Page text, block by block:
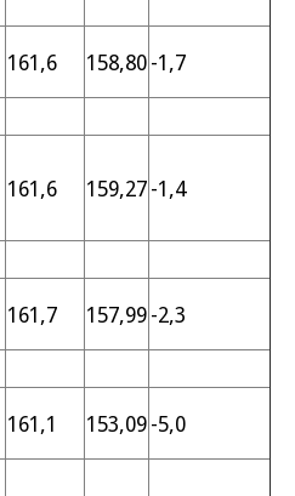
161,6 158,80-1,7
161,6 159,27-1,4
161,7 157,99-2,3
161,1 153,09-5,0